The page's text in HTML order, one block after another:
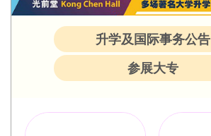
升学及国际事务公告
参展大专